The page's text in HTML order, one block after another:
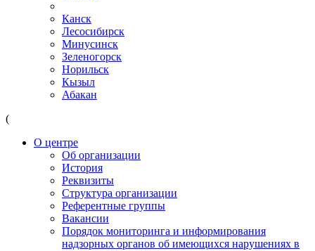
Канск
Лесосибирск
Минусинск
Зеленогорск
Норильск
Кызыл
Абакан
(
О центре
Об организации
История
Реквизиты
Структура организации
Референтные группы
Вакансии
Порядок мониторинга и информирования
надзорных органов об имеющихся нарушениях в